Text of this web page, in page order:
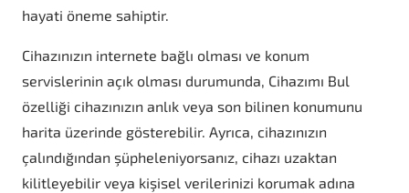
hayati öneme sahiptir.
Cihazınızın internete bağlı olması ve konum
servislerinin açık olması durumunda, Cihazımı Bul
özelliği cihazınızın anlık veya son bilinen konumunu
harita üzerinde gösterebilir. Ayrıca, cihazınızın
çalındığından şüpheleniyorsanız, cihazı uzaktan
kilitleyebilir veya kişisel verilerinizi korumak adına